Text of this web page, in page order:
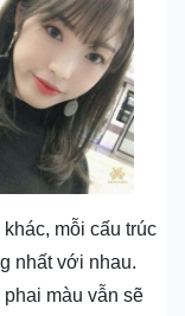
mỗi cấu trúc
nhất với nhau.
màu vẫn sẽ